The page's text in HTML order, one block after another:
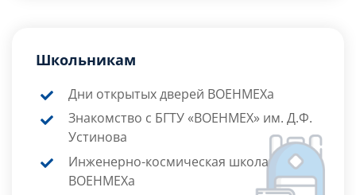
Школьникам
Дни открытых дверей ВОЕНМЕХа
Знакомство с БГТУ «ВОЕНМЕХ» им. Д.Ф.
Устинова
Инженерно-космическая школа
ВОЕНМЕХа